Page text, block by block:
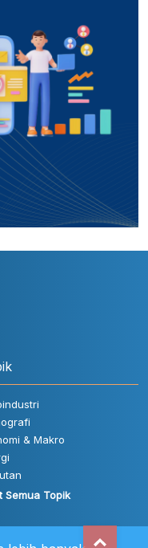
& Makro
Semua Topik